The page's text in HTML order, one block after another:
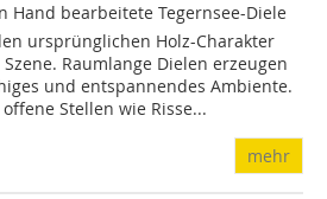
Hand bearbeitete Tegernsee-Diele
ursprünglichen Holz-Charakter
Raumlange Dielen erzeugen
und entspannendes Ambiente.
Stellen wie Risse...
mehr